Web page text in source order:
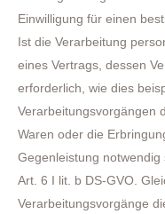
Einwilligung für einen
Ist die Verarbeitung
eines Vertrags, dessen
erforderlich, wie dies
Verarbeitungsvorgängen
Waren oder die
Gegenleistung
Art. 6 I lit. b DS-GVO.
Verarbeitungsvorgänge